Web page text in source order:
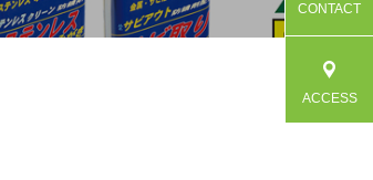
CONTACT
ACCESS